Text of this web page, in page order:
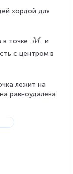
хордой для
точке \
\
M
M
и
с центром в
лежит на
равноудалена